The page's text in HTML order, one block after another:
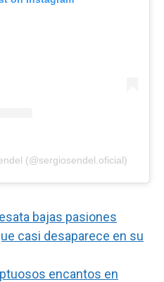
(@sergiosendel.oficial)
bajas pasiones
casi desaparece en su
encantos en